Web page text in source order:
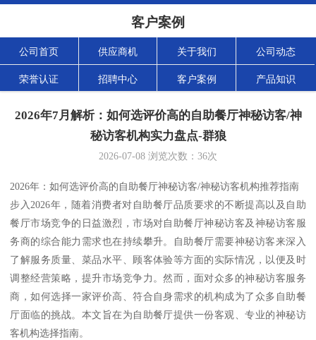
客户案例
公司首页 供应商机 关于我们 公司动态
荣誉认证 招聘中心 客户案例 产品知识
2026年7月解析：如何选评价高的自助餐厅神秘访客/神
秘访客机构实力盘点-群狼
2026-07-08 浏览次数： 36次
2026年：如何选评价高的自助餐厅神秘访客/神秘访客机构推荐指南
步入2026年，随着消费者对自助餐厅品质要求的不断提高以及自助
餐厅市场竞争的日益激烈，市场对自助餐厅神秘访客及神秘访客服
务商的综合能力需求也在持续攀升。自助餐厅需要神秘访客来深入
了解服务质量、菜品水平、顾客体验等方面的实际情况，以便及时
调整经营策略，提升市场竞争力。然而，面对众多的神秘访客服务
商，如何选择一家评价高、符合自身需求的机构成为了众多自助餐
厅面临的挑战。本文旨在为自助餐厅提供一份客观、专业的神秘访
客机构选择指南。